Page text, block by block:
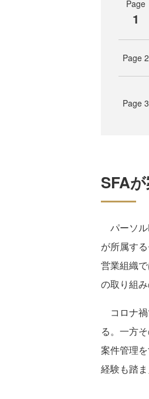
Page
1
Page 2
Page 3
SFA
パーソル
が所属す
営業組織
の取り組み
コロナ禍
る。一方
案件管理
経験も踏